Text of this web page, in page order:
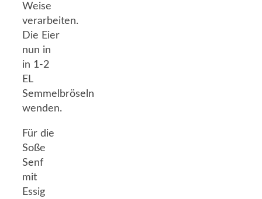
Weise
verarbeiten.
Die Eier
nun in
in 1-2
EL
Semmelbröseln
wenden.
Für die
Soße
Senf
mit
Essig